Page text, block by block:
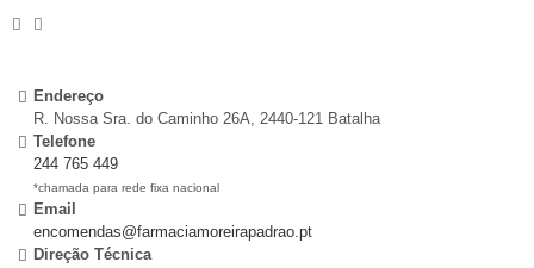
Endereço
R. Nossa Sra. do Caminho 26A, 2440-121 Batalha
Telefone
244 765 449
*chamada para rede fixa nacional
Email
encomendas@farmaciamoreirapadrao.pt
Direção Técnica